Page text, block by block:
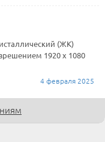
(ЖК)
1920 x 1080
4 февраля 2025